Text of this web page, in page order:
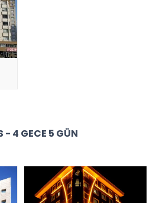
- 4 GECE 5 GÜN